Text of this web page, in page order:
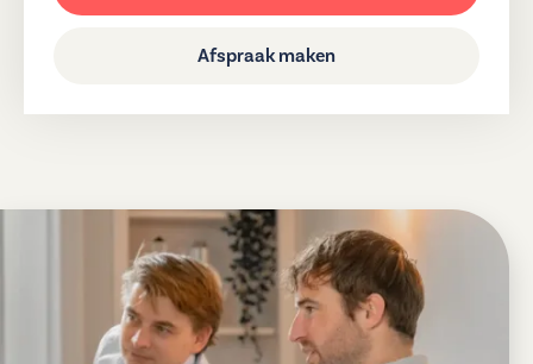
Afspraak maken